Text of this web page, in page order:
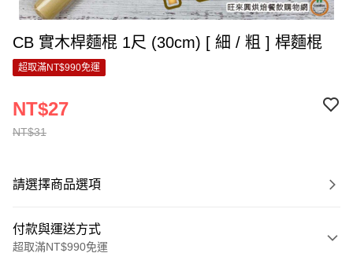
CB 實木桿麵棍 1尺 (30cm) [ 細 / 粗 ] 桿麵棍
超取滿NT$990免運
NT$31
NT$27
請選擇商品選項
付款與運送方式
超取滿NT$990免運